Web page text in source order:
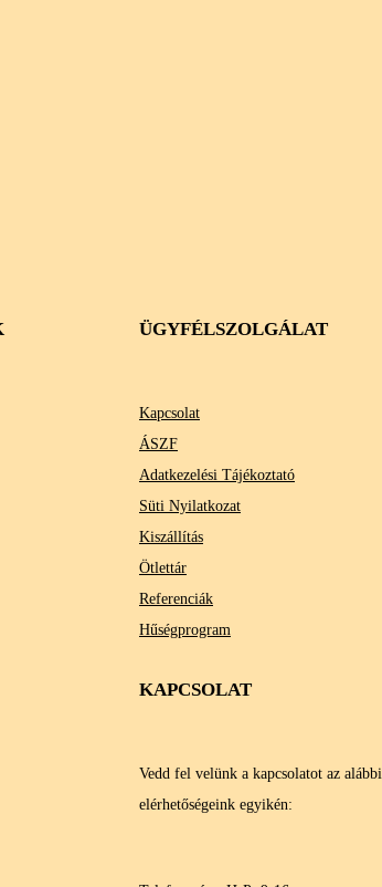
ÜGYFÉLSZOLGÁLAT
Kapcsolat
ÁSZF
Adatkezelési Tájékoztató
Süti Nyilatkozat
Kiszállítás
Ötlettár
Referenciák
Hűségprogram
KAPCSOLAT
Vedd fel velünk a kapcsolatot az alábbi
elérhetőségeink egyikén: